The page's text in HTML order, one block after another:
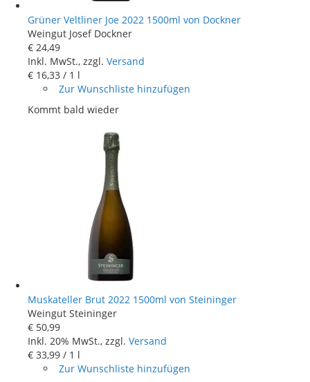
Grüner Veltliner Joe 2022 1500ml von Dockner
Weingut Josef Dockner
€ 24,49
Inkl. MwSt., zzgl. Versand
€ 16,33 / 1 l
Zur Wunschliste hinzufügen
Kommt bald wieder
Muskateller Brut 2022 1500ml von Steininger
Weingut Steininger
€ 50,99
Inkl. 20% MwSt., zzgl. Versand
€ 33,99 / 1 l
Zur Wunschliste hinzufügen